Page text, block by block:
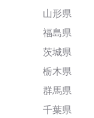
山形県
福島県
茨城県
栃木県
群馬県
千葉県